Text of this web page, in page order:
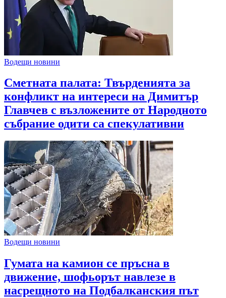
Водещи новини
Сметната палата: Твърденията за
конфликт на интереси на Димитър
Главчев с възложените от Народното
събрание одити са спекулативни
Водещи новини
Гумата на камион се пръсна в
движение, шофьорът навлезе в
насрещното на Подбалканския път